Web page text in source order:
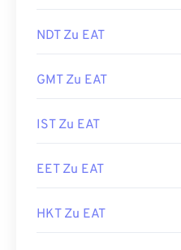
NDT Zu EAT
GMT Zu EAT
IST Zu EAT
EET Zu EAT
HKT Zu EAT